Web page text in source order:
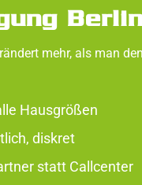
mehr, als man
Hausgrößen
diskret
statt Callcenter